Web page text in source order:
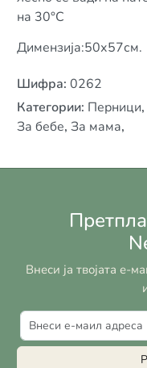
на 30°C
Димензија:50х57см.
Шифра: 0262
Категории: Перници,
За бебе, За мама,
Внеси ја твојата е-